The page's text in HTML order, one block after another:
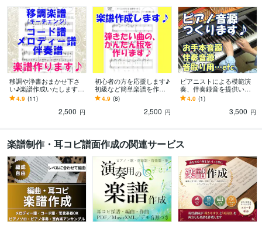
移調や浄書おまかせ下さ
い♪楽譜作成いたします
キーチェンジ譜、コード
譜、メロディー譜、伴奏
譜をお作りします
4.9 (11)
2,500 円
初心者の方を応援します♪
初級など簡単楽譜を作り
ます 演奏したい曲をレベ
ルに合わせて簡単バージ
ョンにアレンジします
4.9 (8)
2,500 円
ピアニストによる模範演
奏、伴奏録音を提供いた
します グランドピアノで
の録音音源を、お作りし
4.0 (1)
3,500 円
楽譜制作・耳コピ譜面作成の関連サービス